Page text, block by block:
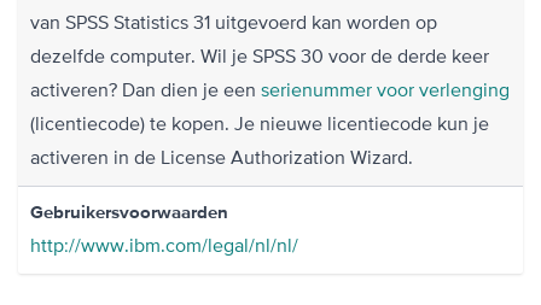
van SPSS Statistics 31 uitgevoerd kan worden op
dezelfde computer. Wil je SPSS 30 voor de derde keer
activeren? Dan dien je een serienummer voor verlenging
(licentiecode) te kopen. Je nieuwe licentiecode kun je
activeren in de License Authorization Wizard.
Gebruikersvoorwaarden
http://www.ibm.com/legal/nl/nl/